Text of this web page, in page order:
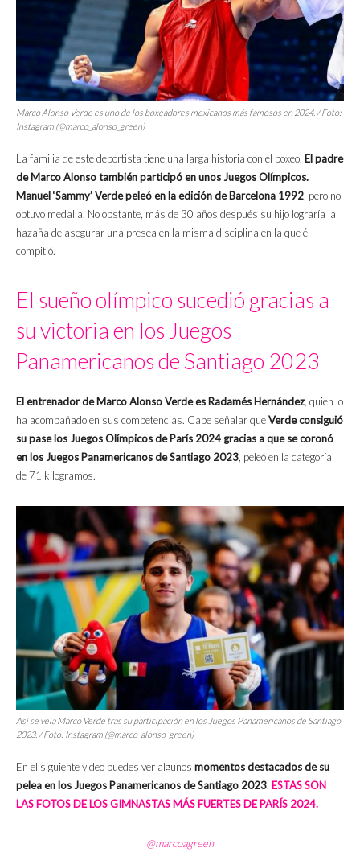
Marco Alonso Verde es uno de los boxeadores mexicanos más famosos en 2024. / Foto:
Instagram (@marco_alonso_green)
La familia de este deportista tiene una larga historia con el boxeo. El padre
de Marco Alonso también participó en unos Juegos Olímpicos.
Manuel ‘Sammy’ Verde peleó en la edición de Barcelona 1992, pero no
obtuvo medalla. No obstante, más de 30 años después su hijo lograría la
hazaña de asegurar una presea en la misma disciplina en la que él
compitió.
El sueño olímpico sucedió gracias a
su victoria en los Juegos
Panamericanos de Santiago 2023
El entrenador de Marco Alonso Verde es Radamés Hernández, quien lo
ha acompañado en sus competencias. Cabe señalar queVerde consiguió
su pase los Juegos Olímpicos de París 2024 gracias a que se coronó
en los Juegos Panamericanos de Santiago 2023, peleó en la categoría
de 71 kilogramos.
Así se veía Marco Verde tras su participación en los Juegos Panamericanos de Santiago
2023. / Foto: Instagram (@marco_alonso_green)
En el siguiente video puedes ver algunos momentos destacados de su
pelea en los Juegos Panamericanos de Santiago 2023. ESTAS SON
LAS FOTOS DE LOS GIMNASTAS MÁS FUERTES DE PARÍS 2024.
@marcoagreen